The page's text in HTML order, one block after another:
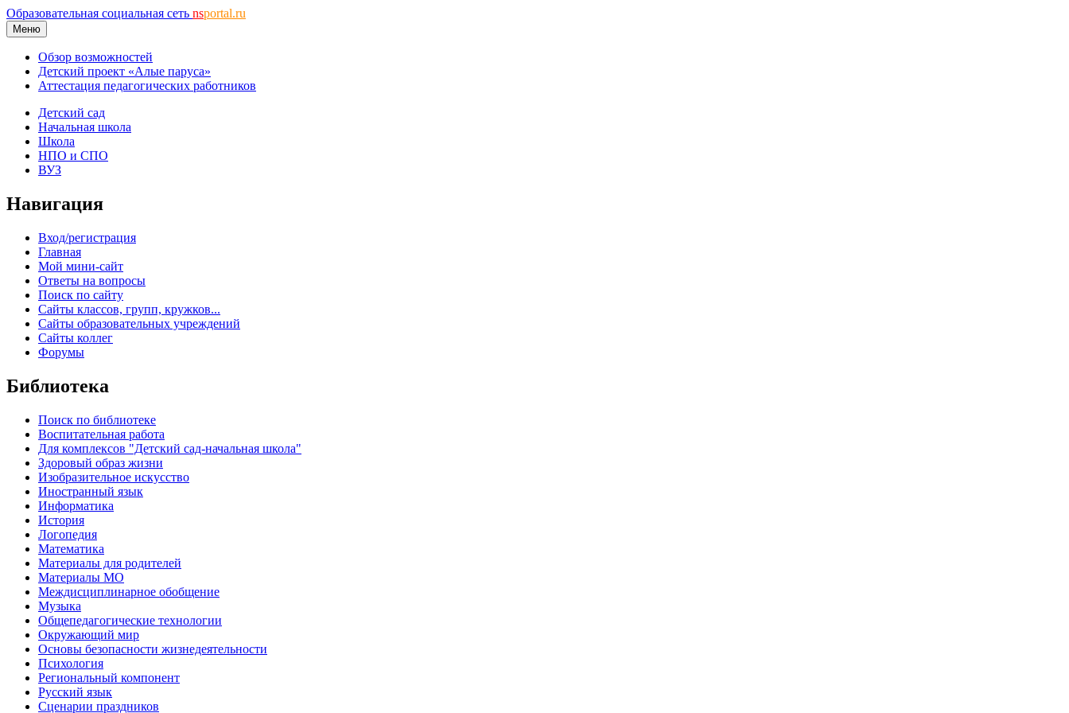
Образовательная социальная сеть nsportal.ru
Меню
Обзор возможностей
Детский проект «Алые паруса»
Аттестация педагогических работников
Детский сад
Начальная школа
Школа
НПО и СПО
ВУЗ
Навигация
Вход/регистрация
Главная
Мой мини-сайт
Ответы на вопросы
Поиск по сайту
Сайты классов, групп, кружков...
Сайты образовательных учреждений
Сайты коллег
Форумы
Библиотека
Поиск по библиотеке
Воспитательная работа
Для комплексов "Детский сад-начальная школа"
Здоровый образ жизни
Изобразительное искусство
Иностранный язык
Информатика
История
Логопедия
Математика
Материалы для родителей
Материалы МО
Междисциплинарное обобщение
Музыка
Общепедагогические технологии
Окружающий мир
Основы безопасности жизнедеятельности
Психология
Региональный компонент
Русский язык
Сценарии праздников